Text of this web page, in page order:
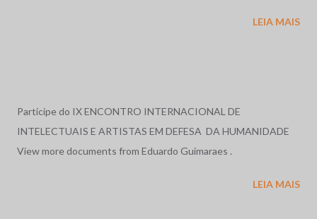
anualmente, publica uma reportagem sobre a situação dos
direitos humanos em diversos países do mundo, e cujos relatos
sobre o Brasil, nos anos de 1996 e 1997, serviram de base para o
Brasil, foi marcado por massacres, violência rural e urbana, más
LEIA MAIS
Participe do IX ENCONTRO INTERNACIONAL DE
INTELECTUAIS E ARTISTAS EM DEFESA DA HUMANIDADE
View more documents from Eduardo Guimaraes .
LEIA MAIS